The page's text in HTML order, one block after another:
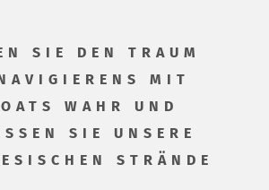
SIE DEN TRAUM
MIT
WAHR UND
SIE UNSERE
STRÄNDE